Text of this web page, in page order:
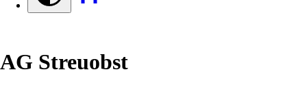
AG Streuobst